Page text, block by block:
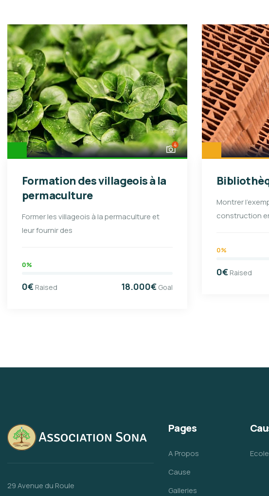
4
Formation des villageois à la
permaculture
Former les villageois à la permaculture et
leur fournir des
0%
0€ Raised 18.000€ Goal
Montrer
construction
0%
0€ Raised
29 Avenue du Roule
Pages
A Propos
Cause
Galleries